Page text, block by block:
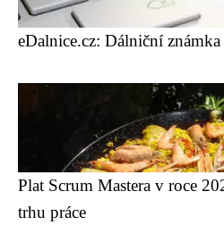
eDalnice.cz: Dálniční
Plat Scrum Mastera v roce
trhu práce